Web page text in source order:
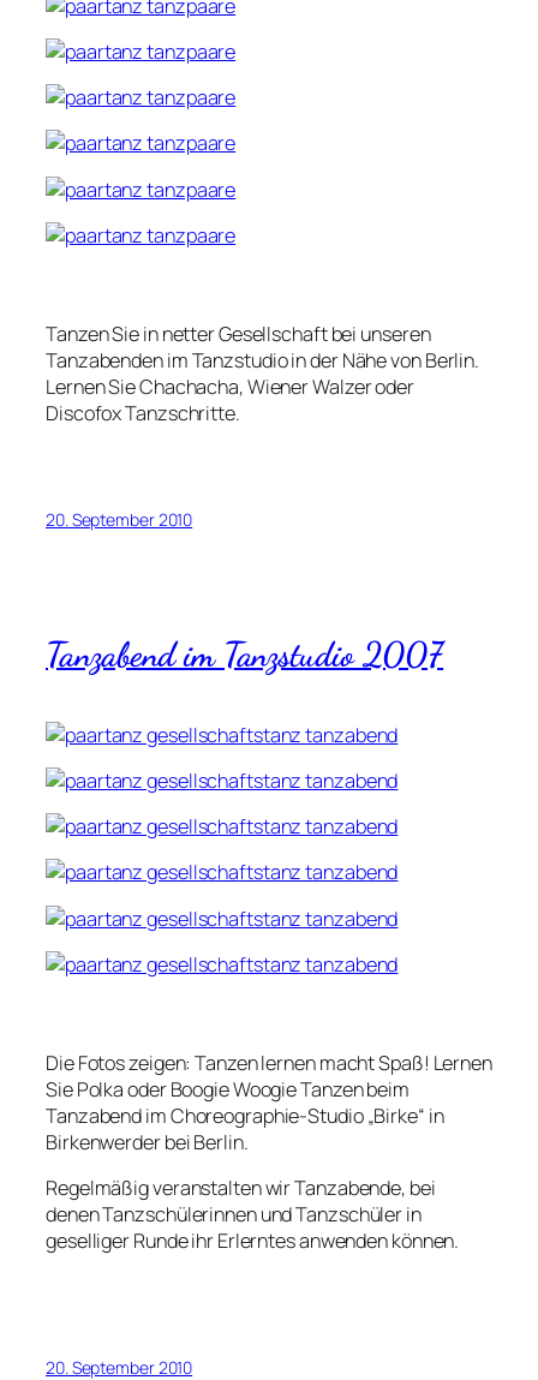
Tanzen Sie in netter Gesellschaft bei unseren
Tanzabenden im Tanzstudio in der Nähe von Berlin.
Lernen Sie Chachacha, Wiener Walzer oder
Discofox Tanzschritte.
20. September 2010
Tanzabend im Tanzstudio 2007
Die Fotos zeigen: Tanzen lernen macht Spaß! Lernen
Sie Polka oder Boogie Woogie Tanzen beim
Tanzabend im Choreographie-Studio „Birke“ in
Birkenwerder bei Berlin.
Regelmäßig veranstalten wir Tanzabende, bei
denen Tanzschülerinnen und Tanzschüler in
geselliger Runde ihr Erlerntes anwenden können.
20. September 2010